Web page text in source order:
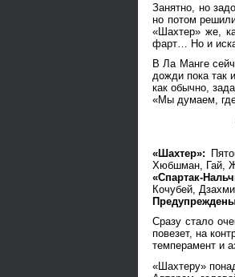
Занятно, но
но потом
«Шахтер» же,
фарт… Но и
В Ла Манге
дожди пока так
как обычно,
«Мы думаем,
«Шахтер»:
Хюбшман, Гай,
«Спартак-
Кочубей,
Сразу стало
повезет, на
темперамент и
«Шахтеру»